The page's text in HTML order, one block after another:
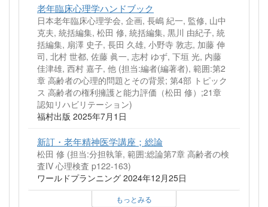
老年臨床心理学ハンドブック
日本老年臨床心理学会, 企画, 長嶋 紀一, 監修, 山中
克夫, 統括編集, 松田 修, 統括編集, 黒川 由紀子, 統
括編集, 扇澤 史子, 長田 久雄, 小野寺 敦志, 加藤 伸
司, 北村 世都, 佐藤 眞一, 志村 ゆず, 下垣 光, 内藤
佳津雄, 西村 嘉子, 他 (担当:編者(編著者), 範囲:第2
章 高齢者の心理的問題とその背景; 第4部 トピック
ス 高齢者の権利擁護と能力評価（松田 修）;21章
認知リハビリテーション)
福村出版 2025年7月1日
新訂・老年精神医学講座；総論
松田 修 (担当:分担執筆, 範囲:総論第7章 高齢者の検
査IV 心理検査 p122-163)
ワールドプランニング 2024年12月25日
もっとみる